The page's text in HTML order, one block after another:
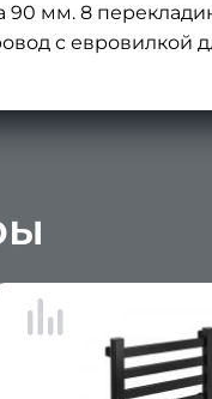
мм. 8
с евровилкой